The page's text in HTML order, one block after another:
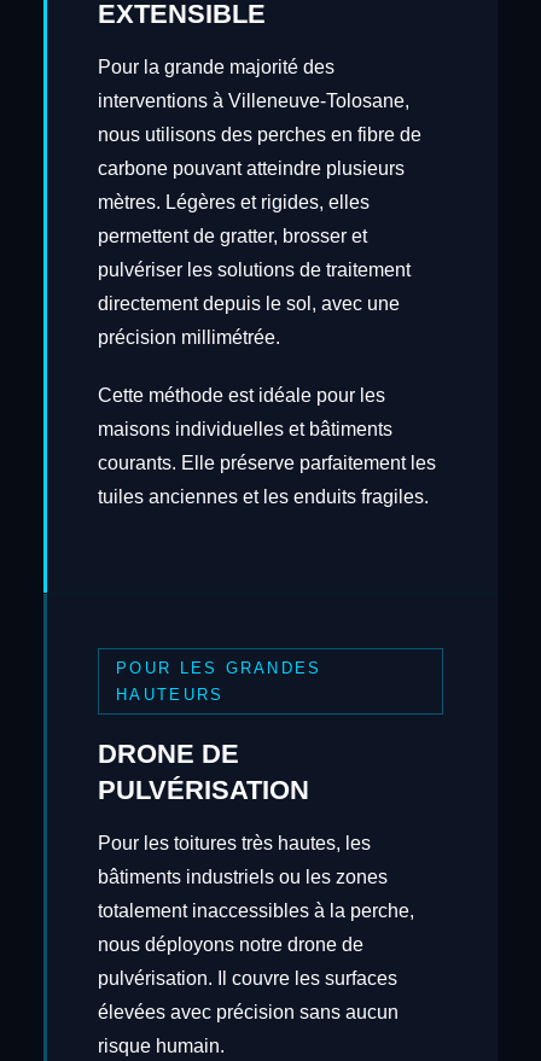
EXTENSIBLE
Pour la grande majorité des
interventions à Villeneuve-Tolosane,
nous utilisons des perches en fibre de
carbone pouvant atteindre plusieurs
mètres. Légères et rigides, elles
permettent de gratter, brosser et
pulvériser les solutions de traitement
directement depuis le sol, avec une
précision millimétrée.
Cette méthode est idéale pour les
maisons individuelles et bâtiments
courants. Elle préserve parfaitement les
tuiles anciennes et les enduits fragiles.
POUR LES GRANDES
HAUTEURS
DRONE DE
PULVÉRISATION
Pour les toitures très hautes, les
bâtiments industriels ou les zones
totalement inaccessibles à la perche,
nous déployons notre drone de
pulvérisation. Il couvre les surfaces
élevées avec précision sans aucun
risque humain.